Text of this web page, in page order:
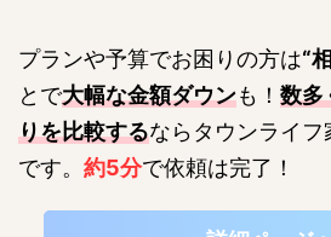
プランや予算でお困りの方は“
とで大幅な金額ダウンも！ 数多
りを比較するならタウンライフ
です。 約5分で依頼は完了！